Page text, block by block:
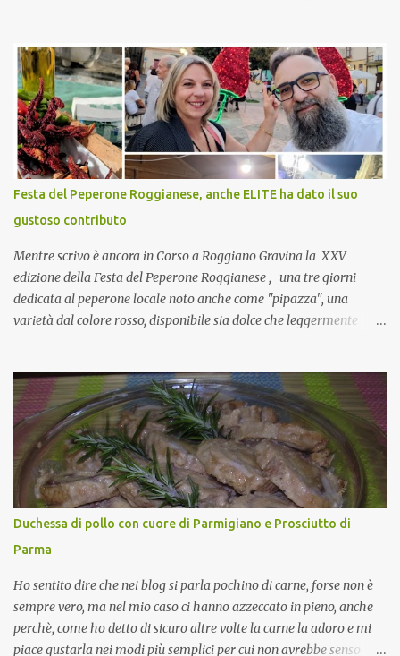
pranzo, racconta un po'! Perchè io avrò ospiti e cerco degli spunti...
Cuocapercaso : A dire il vero domenica prossima non preparo
nulla perché vado al Pranzo Aziendale di fine anno organizzato dai
mie capi! CoCo : Pranzo aziendale? Una bella idea! Cuocapercaso :
si, è un modo per riunirsi tutti a fine anno e tirare le somme…
naturalmente mangiando tutti insieme, con grande convivialità!
CoCo : è naturale il cibo, come sappiamo bene, funziona spesso da
collante e anche nel lavoro riesce a creare spesso l’ambiente
favorevole per molte belle opportunità, non trovi? Cuocapercaso :
Si, concordo! …addirittura si dice...
Festa del Peperone Roggianese, anche ELITE ha dato il suo
gustoso contributo
Mentre scrivo è ancora in Corso a Roggiano Gravina la XXV
edizione della Festa del Peperone Roggianese , una tre giorni
dedicata al peperone locale noto anche come "pipazza", una
varietà dal colore rosso, disponibile sia dolce che leggermente
(Pat) della Calabria. Un ingrediente versatile in cucina, utilizzato
fresco o essiccato in ricette della tradizione o in piatti innovativi.
Durante la prima serata dell'evento abbiamo avuto prova della
versatilità di questo ingrediente durante il "2° Concorso
Gastronomico di piatti a base di peperone Roggianese" ideato da
Gina Santagata , presidente dell'associazione Mongolfiera, che ha
visto coinvolte tante associazioni attive sul territorio che hanno
voluto partecipare presentando un loro piatto a base di peperone.
Da giurata del concorso insieme agli chef Francesco Luci e ...
Duchessa di pollo con cuore di Parmigiano e Prosciutto di
Parma
Ho sentito dire che nei blog si parla pochino di carne, forse non è
sempre vero, ma nel mio caso ci hanno azzeccato in pieno, anche
perchè, come ho detto di sicuro altre volte la carne la adoro e mi
piace gustarla nei modi più semplici per cui non avrebbe senso